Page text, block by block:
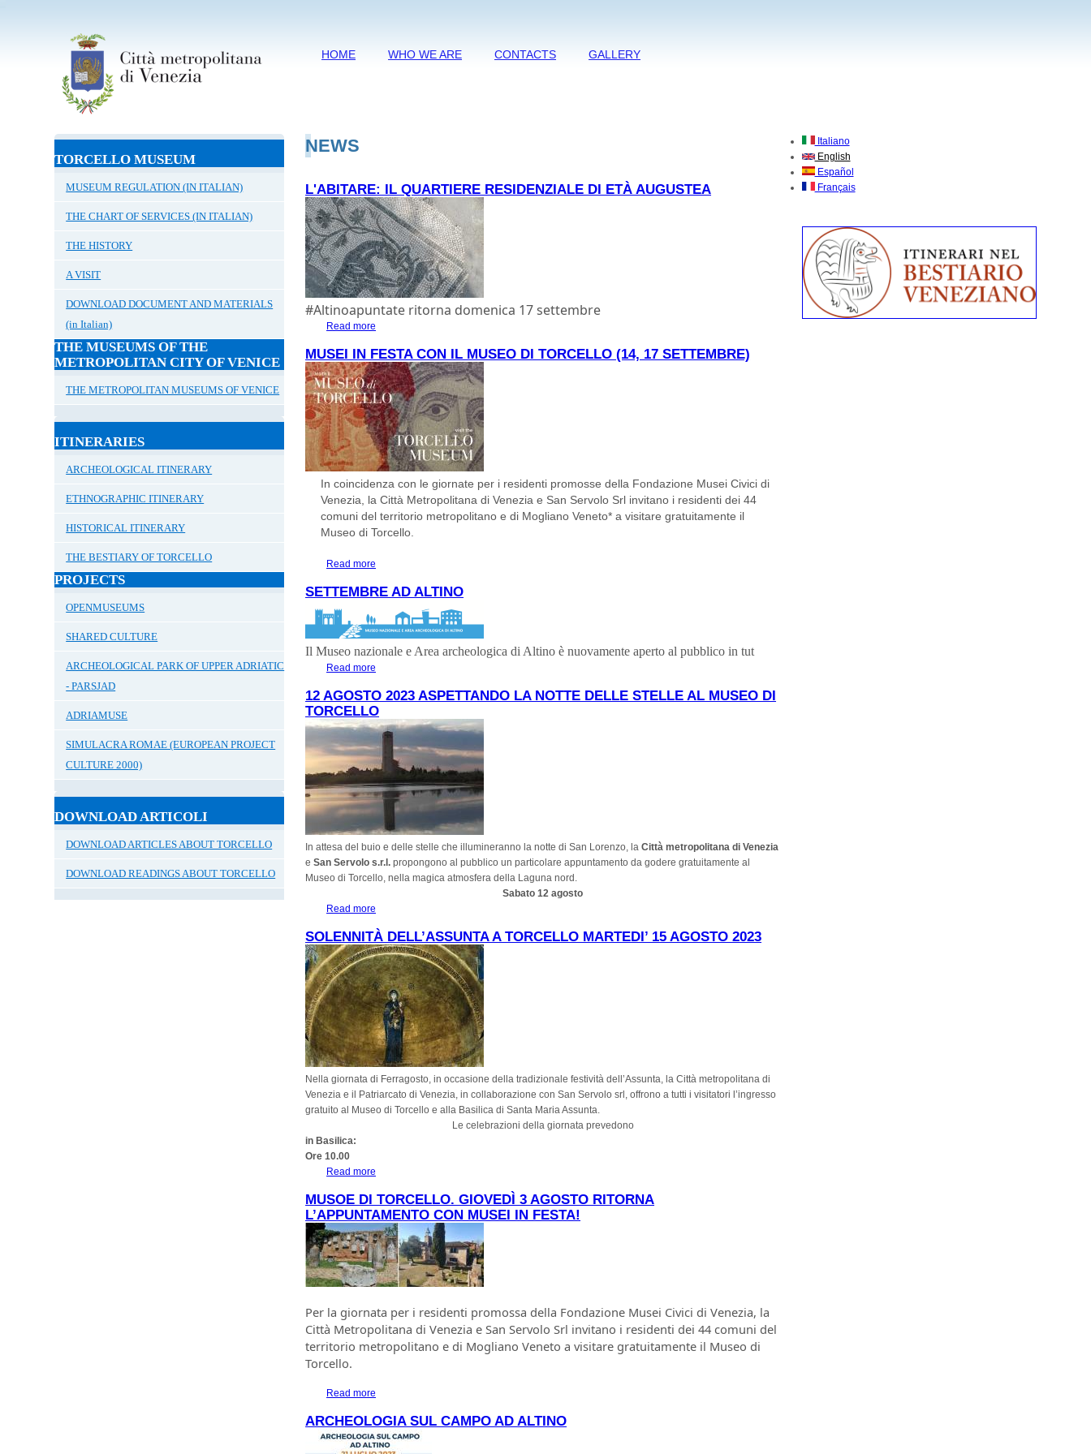
HOME WHO WE ARE CONTACTS GALLERY
TORCELLO MUSEUM
MUSEUM REGULATION (IN ITALIAN)
THE CHART OF SERVICES (IN ITALIAN)
THE HISTORY
A VISIT
DOWNLOAD DOCUMENT AND MATERIALS
(in Italian)
THE MUSEUMS OF THE
METROPOLITAN CITY OF VENICE
THE METROPOLITAN MUSEUMS OF VENICE
ITINERARIES
ARCHEOLOGICAL ITINERARY
ETHNOGRAPHIC ITINERARY
HISTORICAL ITINERARY
THE BESTIARY OF TORCELLO
PROJECTS
OPENMUSEUMS
SHARED CULTURE
ARCHEOLOGICAL PARK OF UPPER ADRIATIC
- PARSJAD
ADRIAMUSE
SIMULACRA ROMAE (EUROPEAN PROJECT
CULTURE 2000)
DOWNLOAD ARTICOLI
DOWNLOAD ARTICLES ABOUT TORCELLO
DOWNLOAD READINGS ABOUT TORCELLO
NEWS
L'ABITARE: IL QUARTIERE RESIDENZIALE DI ETÀ AUGUSTEA
#Altinoapuntate ritorna domenica 17 settembre
Read more
MUSEI IN FESTA CON IL MUSEO DI TORCELLO (14, 17 SETTEMBRE)
In coincidenza con le giornate per i residenti promosse della Fondazione Musei Civici di
Venezia, la Città Metropolitana di Venezia e San Servolo Srl invitano i residenti dei 44
comuni del territorio metropolitano e di Mogliano Veneto* a visitare gratuitamente il
Museo di Torcello.
Read more
SETTEMBRE AD ALTINO
IlMuseo nazionale e Area archeologica di Altino è nuovamente aperto al pubblico in tut
Read more
12 AGOSTO 2023 ASPETTANDO LA NOTTE DELLE STELLE AL MUSEO DI
TORCELLO
In attesa del buio e delle stelle che illumineranno la notte di San Lorenzo, la Città metropolitana di Venezia
eSan Servolo s.r.l. propongono al pubblico un particolare appuntamento da godere gratuitamente al
Museo di Torcello, nella magica atmosfera della Laguna nord.
Sabato 12 agosto
Read more
SOLENNITÀ DELL’ASSUNTA A TORCELLO MARTEDI’ 15 AGOSTO 2023
Nella giornata di Ferragosto, in occasione della tradizionale festività dell’Assunta, la Città metropolitana di
Venezia e il Patriarcato di Venezia, in collaborazione con San Servolo srl, offrono a tutti i visitatori l’ingresso
gratuito al Museo di Torcello e alla Basilica di Santa Maria Assunta.
Le celebrazioni della giornata prevedono
in Basilica:
Ore 10.00
Read more
MUSOE DI TORCELLO. GIOVEDÌ 3 AGOSTO RITORNA
L’APPUNTAMENTO CON MUSEI IN FESTA!
Per la giornata per i residenti promossa della Fondazione Musei Civici di Venezia, la
Città Metropolitana di Venezia e San Servolo Srl invitano i residenti dei 44 comuni del
territorio metropolitano e di Mogliano Veneto a visitare gratuitamente il Museo di
Torcello.
Read more
ARCHEOLOGIA SUL CAMPO AD ALTINO
Italiano
English
Español
Français